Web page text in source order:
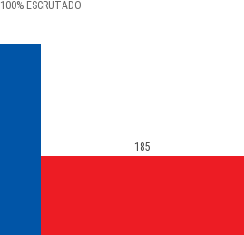
100% ESCRUTADO
185